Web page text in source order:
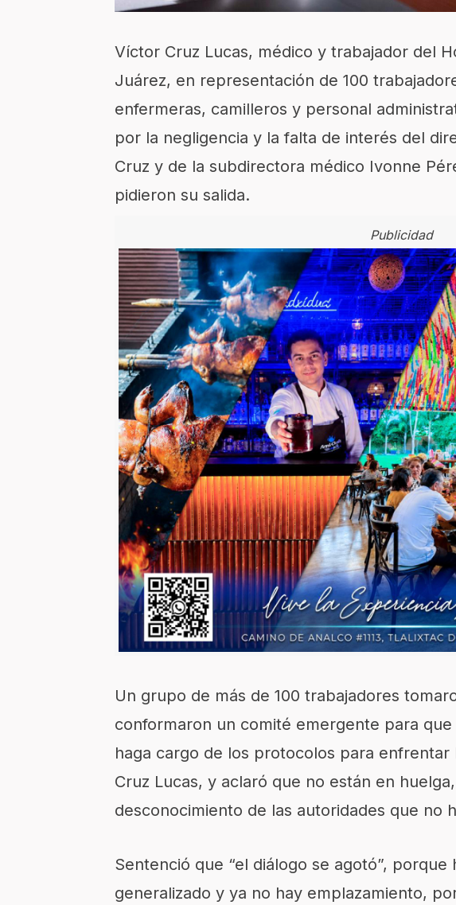
Víctor Cruz Lucas, médico y trabajador del
Juárez, en representación de 100
enfermeras, camilleros y personal
por la negligencia y la falta de interés del
Cruz y de la subdirectora médico Ivonne
pidieron su salida.
Publicidad
Un grupo de más de 100 trabajadores
conformaron un comité emergente para
haga cargo de los protocolos para enfrentar
Cruz Lucas, y aclaró que no están en
desconocimiento de las autoridades que no
Sentenció que “el diálogo se agotó”,
generalizado y ya no hay emplazamiento,